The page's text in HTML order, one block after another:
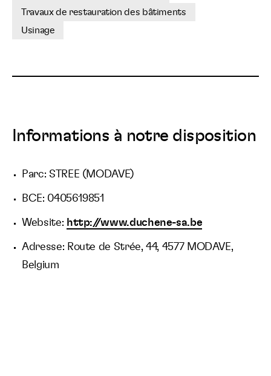
Travaux de restauration des bâtiments
Usinage
Informations à notre disposition
Parc: STREE (MODAVE)
BCE: 0405619851
Website: http://www.duchene-sa.be
Adresse: Route de Strée, 44, 4577 MODAVE,
Belgium